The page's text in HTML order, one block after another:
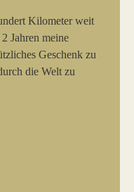
Kilometer weit
Jahren meine
Geschenk zu
die Welt zu